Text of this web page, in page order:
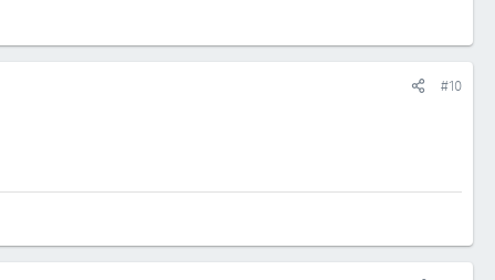
#10